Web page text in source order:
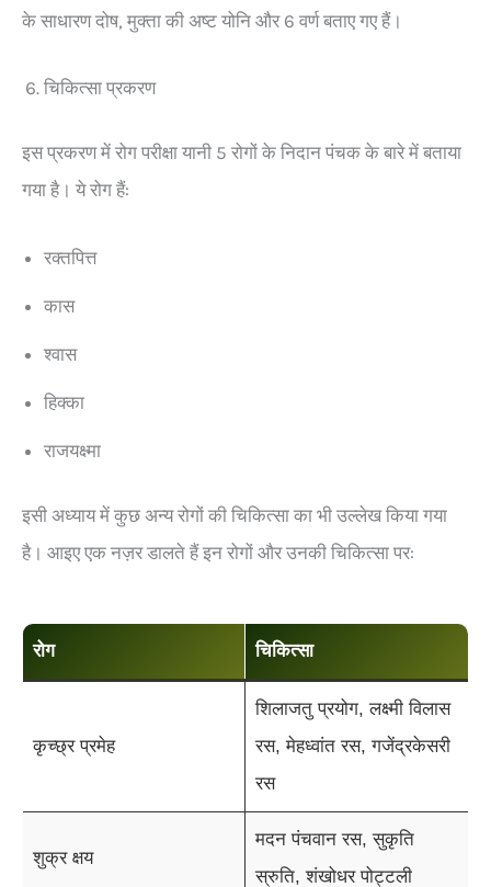
के साधारण दोष, मुक्ता की अष्ट योनि और 6 वर्ण बताए गए हैं।
चिकित्सा प्रकरण
इस प्रकरण में रोग परीक्षा यानी 5 रोगों के निदान पंचक के बारे में बताया
गया है। ये रोग हैं:
रक्तपित्त
कास
श्वास
हिक्का
राजयक्ष्मा
इसी अध्याय में कुछ अन्य रोगों की चिकित्सा का भी उल्लेख किया गया
है। आइए एक नज़र डालते हैं इन रोगों और उनकी चिकित्सा पर:
रोग चिकित्सा
कृच्छ्र प्रमेह
शिलाजतु प्रयोग, लक्ष्मी विलास
रस, मेहध्वांत रस, गजेंद्रकेसरी
रस
शुक्र क्षय
मदन पंचवान रस, सुकृति
स्रुति, शंखोधर पोट्टली